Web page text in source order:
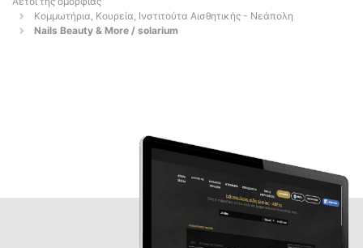
Κομμωτήρια, Κουρεία, Ινστιτούτα Αισθητικής - Νεάπολη
Nails Beauty & More / solarium